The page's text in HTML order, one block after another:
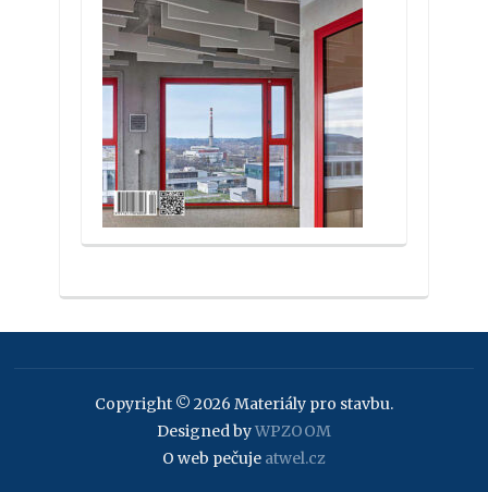
Copyright © 2026 Materiály pro stavbu.
Designed byWPZOOM
O web pečuje atwel.cz